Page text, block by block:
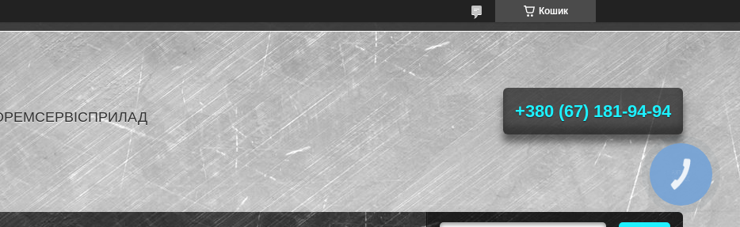
Кошик
+380 (67) 181-94-94